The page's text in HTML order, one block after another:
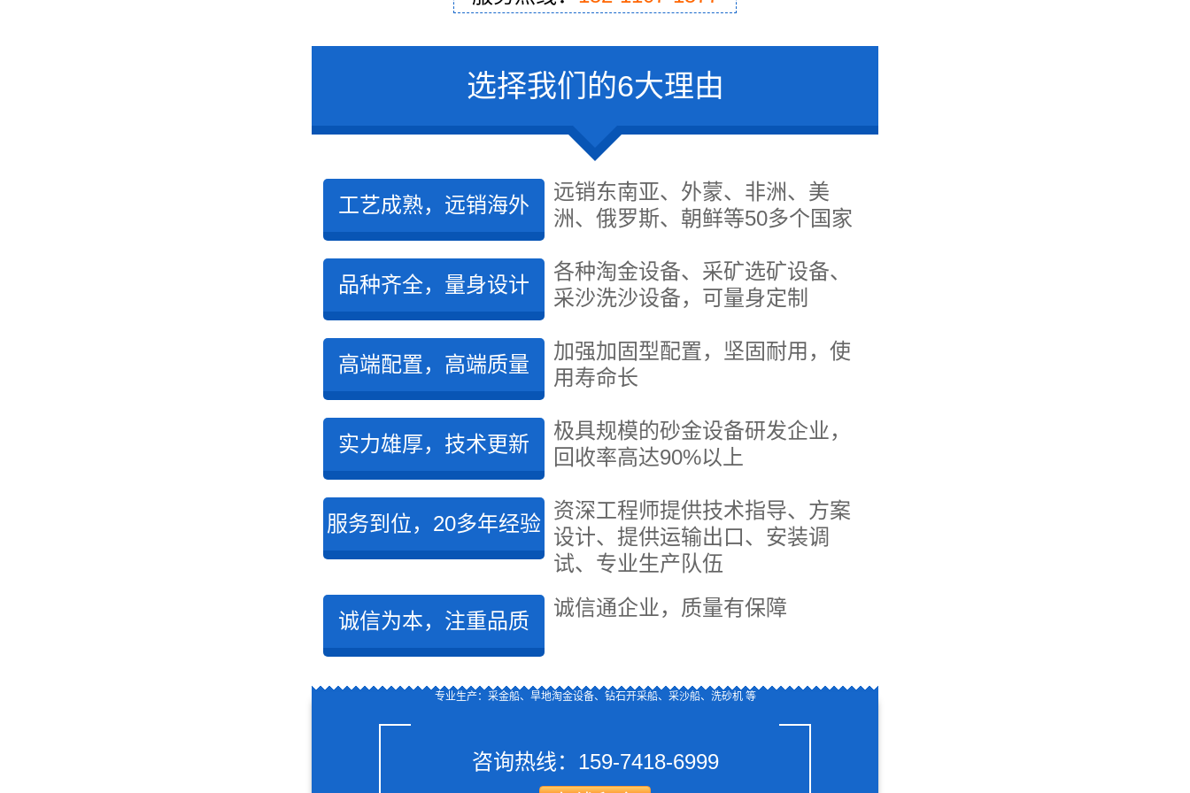
选择我们的6大理由
工艺成熟，远销海外
远销东南亚、外蒙、非洲、美
洲、俄罗斯、朝鲜等50多个国家
品种齐全，量身设计
各种淘金设备、采矿选矿设备、
采沙洗沙设备，可量身定制
高端配置，高端质量
加强加固型配置，坚固耐用，使
用寿命长
实力雄厚，技术更新
极具规模的砂金设备研发企业，
回收率高达90%以上
服务到位，20多年经验
资深工程师提供技术指导、方案
设计、提供运输出口、安装调
试、专业生产队伍
诚信为本，注重品质
诚信通企业，质量有保障
专业生产：采金船、旱地淘金设备、钻石开采船、采沙船、洗砂机 等
咨询热线： 159-7418-6999